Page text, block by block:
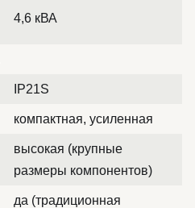
4,6 кВА
IP21S
компактная, усиленная
высокая (крупные
размеры компонентов)
да (традиционная